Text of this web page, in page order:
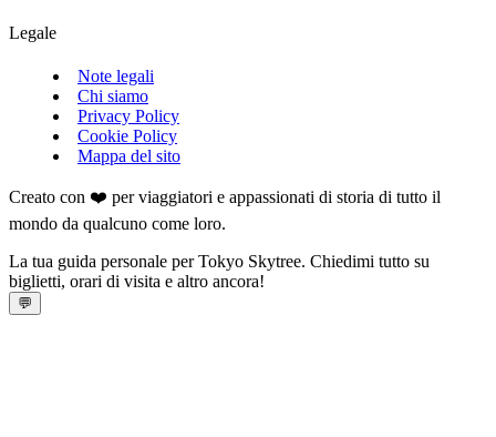
Legale
Note legali
Chi siamo
Privacy Policy
Cookie Policy
Mappa del sito
Creato con ❤️ per viaggiatori e appassionati di storia di tutto il
mondo da qualcuno come loro.
La tua guida personale per Tokyo Skytree. Chiedimi tutto su
biglietti, orari di visita e altro ancora!
💬